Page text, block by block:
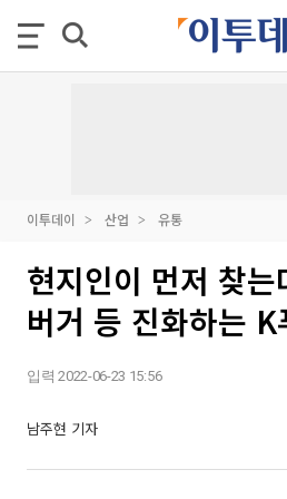
이투데이 산업 유통
현지인이 먼저 찾
버거 등 진화하는 K
입력 2022-06-23 15:56
남주현 기자